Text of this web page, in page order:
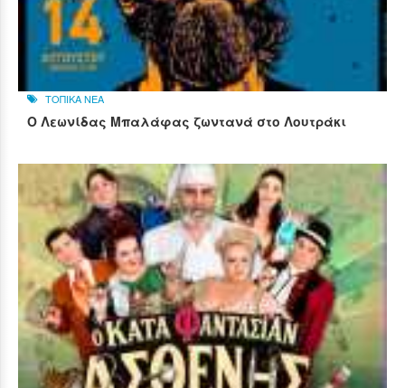
ΤΟΠΙΚΑ ΝΕΑ
Ο Λεωνίδας Μπαλάφας ζωντανά στο Λουτράκι